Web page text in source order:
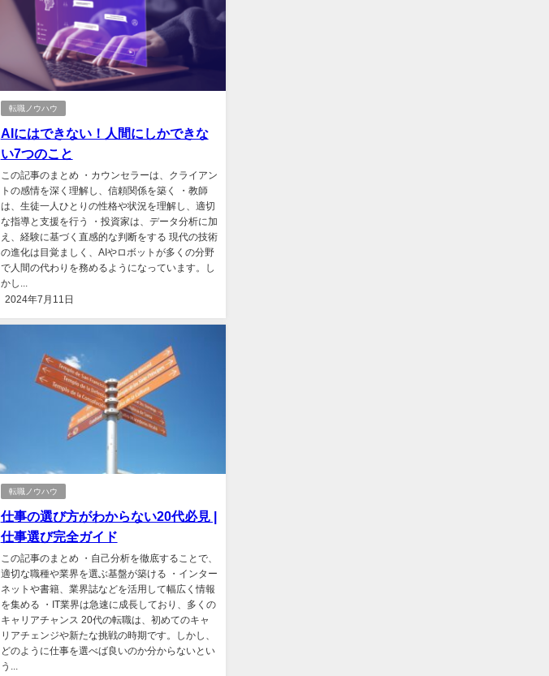
転職ノウハウ
AIにはできない！人間にしかできな
い7つのこと
この記事のまとめ ・カウンセラーは、クライアン
トの感情を深く理解し、信頼関係を築く ・教師
は、生徒一人ひとりの性格や状況を理解し、適切
な指導と支援を行う ・投資家は、データ分析に加
え、経験に基づく直感的な判断をする 現代の技術
の進化は目覚ましく、AIやロボットが多くの分野
で人間の代わりを務めるようになっています。し
かし...
2024年7月11日
転職ノウハウ
仕事の選び方がわからない20代必見 |
仕事選び完全ガイド
この記事のまとめ ・自己分析を徹底することで、
適切な職種や業界を選ぶ基盤が築ける ・インター
ネットや書籍、業界誌などを活用して幅広く情報
を集める ・IT業界は急速に成長しており、多くの
キャリアチャンス 20代の転職は、初めてのキャ
リアチェンジや新たな挑戦の時期です。しかし、
どのように仕事を選べば良いのか分からないとい
う...